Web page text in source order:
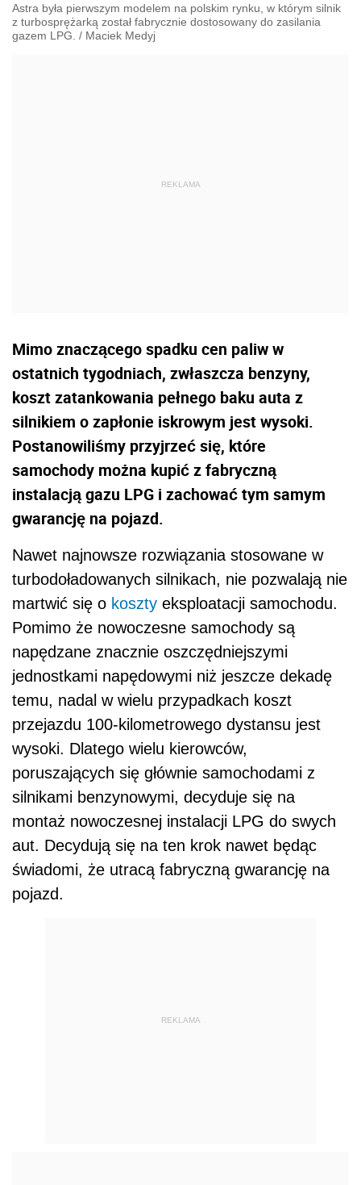
Astra była pierwszym modelem na polskim rynku, w którym silnik
z turbosprężarką został fabrycznie dostosowany do zasilania
gazem LPG. / Maciek Medyj
Mimo znaczącego spadku cen paliw w
ostatnich tygodniach, zwłaszcza benzyny,
koszt zatankowania pełnego baku auta z
silnikiem o zapłonie iskrowym jest wysoki.
Postanowiliśmy przyjrzeć się, które
samochody można kupić z fabryczną
instalacją gazu LPG i zachować tym samym
gwarancję na pojazd.
Nawet najnowsze rozwiązania stosowane w
turbodoładowanych silnikach, nie pozwalają nie
martwić się o koszty eksploatacji samochodu.
Pomimo że nowoczesne samochody są
napędzane znacznie oszczędniejszymi
jednostkami napędowymi niż jeszcze dekadę
temu, nadal w wielu przypadkach koszt
przejazdu 100-kilometrowego dystansu jest
wysoki. Dlatego wielu kierowców,
poruszających się głównie samochodami z
silnikami benzynowymi, decyduje się na
montaż nowoczesnej instalacji LPG do swych
aut. Decydują się na ten krok nawet będąc
świadomi, że utracą fabryczną gwarancję na
pojazd.
REKLAMA